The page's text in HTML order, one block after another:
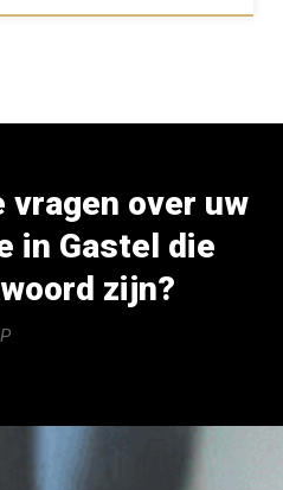
vragen over uw
in Gastel die
zijn?